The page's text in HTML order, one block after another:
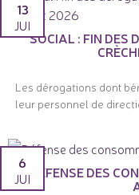
SOCIAL : FIN DES
13
JUI
Les dérogations dont
leur personnel de
DÉFENSE DES
6
JUI